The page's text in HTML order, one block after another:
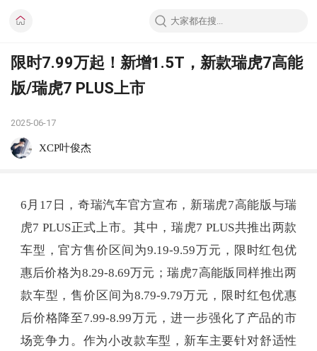
限时7.99万起！新增1.5T，新款瑞虎7高能
版/瑞虎7 PLUS上市
2025-06-17
XCP叶俊杰
6月17日，奇瑞汽车官方宣布，新瑞虎7高能版与瑞
虎7 PLUS正式上市。其中，瑞虎7 PLUS共推出两款
车型，官方售价区间为9.19-9.59万元，限时红包优
惠后价格为8.29-8.69万元；瑞虎7高能版同样推出两
款车型，售价区间为8.79-9.79万元，限时红包优惠
后价格降至7.99-8.99万元，进一步强化了产品的市
场竞争力。作为小改款车型，新车主要针对舒适性